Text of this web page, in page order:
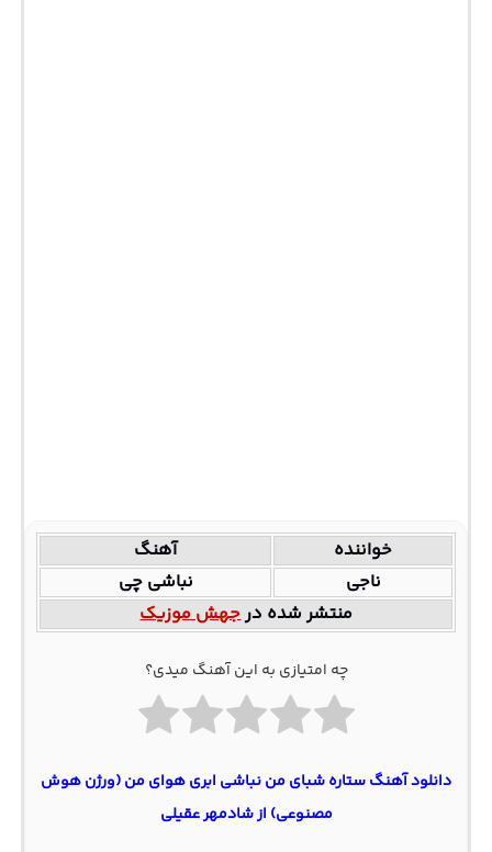
خواننده
آهنگ
ناجی
نباشی چی
منتشر شده درجهش موزیک
چه امتیازی به این آهنگ میدی؟
دانلود آهنگ ستاره شبای من نباشی ابری هوای من (ورژن هوش
مصنوعی) از شادمهر عقیلی